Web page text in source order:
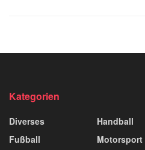
Kategorien
Diverses
Fußball
Handball
Motorsport